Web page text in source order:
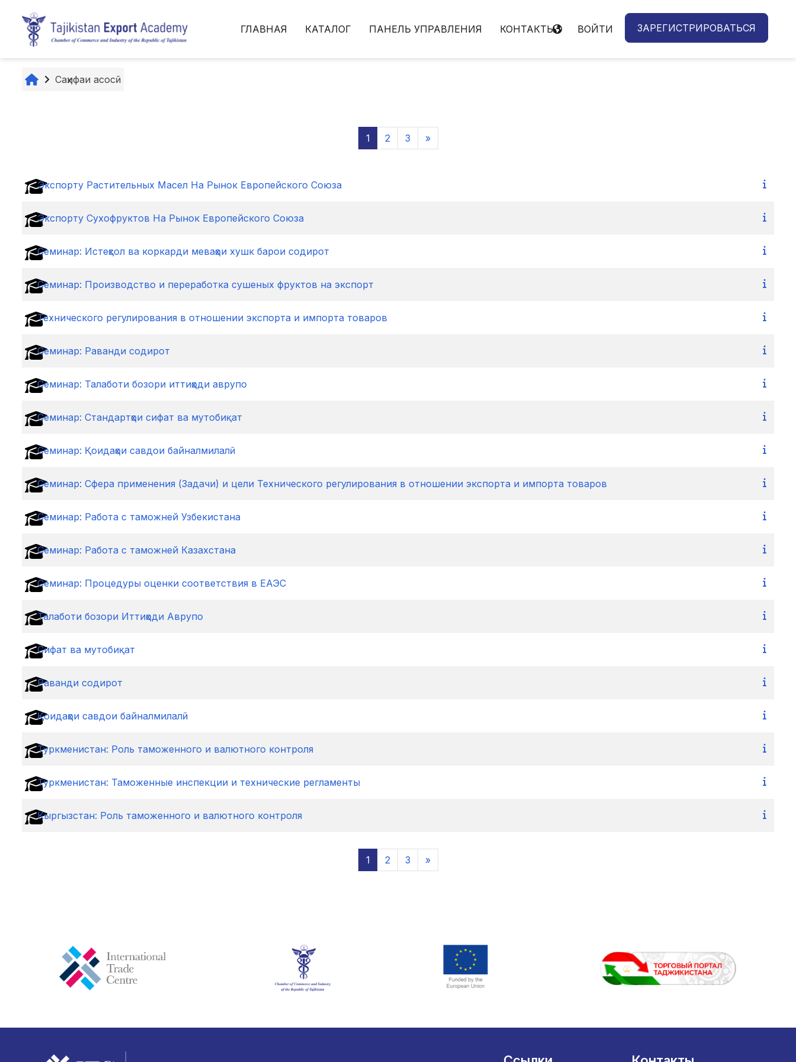
ГЛАВНАЯ
КАТАЛОГ ПАНЕЛЬ УПРАВЛЕНИЯ КОНТАКТЫ ВОЙТИ ЗАРЕГИСТРИРОВАТЬСЯ
Саҳифаи асосӣ
1Саҳифаи 1
2Саҳифаи 2
3Саҳифаи 3
»Next page
Экспорту Pастительных Mасел Hа Pынок Европейского Cоюза
Экспорту Cухофруктов Hа Pынок Европейского Cоюза
Семинар: Истеҳсол ва коркарди меваҳои хушк барои содирот
Cеминар: Производство и переработка сушеных фруктов на экспорт
Технического регулирования в отношении экспорта и импорта товаров
Семинар: Раванди содирот
Семинар: Талаботи бозори иттиҳоди аврупо
Семинар: Стандартҳои сифат ва мутобиқат
Семинар: Қоидаҳои савдои байналмилалӣ
Cеминар: Сфера применения (Задачи) и цели Технического регулирования в отношении экспорта и импорта товаров
Cеминар: Работа с таможней Узбекистана
Cеминар: Работа с таможней Казахстана
Cеминар: Процедуры оценки соответствия в ЕАЭС
Талаботи бозори Иттиҳоди Аврупо
Сифат ва мутобиқат
Раванди содирот
Қоидаҳои савдои байналмилалӣ
Туркменистан: Роль таможенного и валютного контроля
Туркменистан: Таможенные инспекции и технические регламенты
Кыргызстан: Роль таможенного и валютного контроля
1Саҳифаи 1
2Саҳифаи 2
3Саҳифаи 3
»Next page